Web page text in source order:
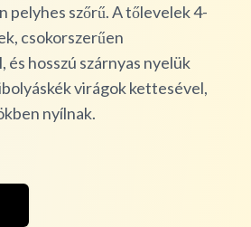
pelyhes szőrű. A tőlevelek 4-
csokorszerűen
és hosszú szárnyas nyelük
virágok kettesével,
nyílnak.